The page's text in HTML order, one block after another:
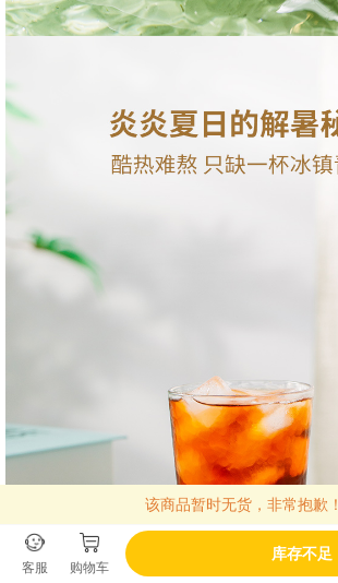
该商品暂时无货，非常抱歉！
客服 购物车
库存不足